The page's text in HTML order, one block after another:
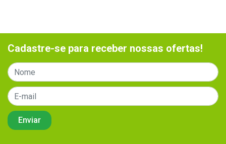
Cadastre-se para receber nossas ofertas!